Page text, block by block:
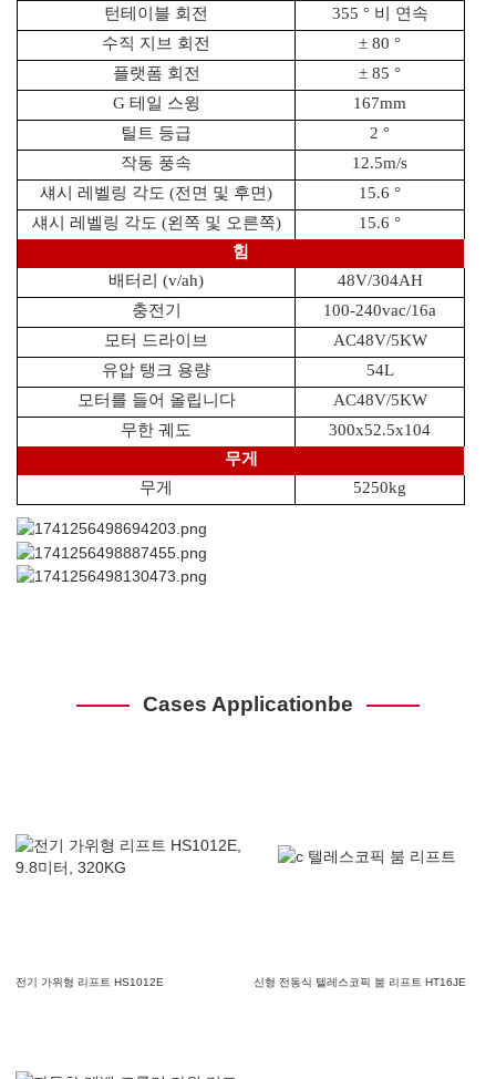
턴테이블 회전
355 ° 비 연속
수직 지브 회전
± 80 °
플랫폼 회전
± 85 °
G 테일 스윙
167mm
틸트 등급
2 °
작동 풍속
12.5m/s
섀시 레벨링 각도 (전면 및 후면)
15.6 °
섀시 레벨링 각도 (왼쪽 및 오른쪽)
15.6 °
힘
배터리 (v/ah)
48V/304AH
충전기
100-240vac/16a
모터 드라이브
AC48V/5KW
유압 탱크 용량
54L
모터를 들어 올립니다
AC48V/5KW
무한 궤도
300x52.5x104
무게
무게
5250kg
Cases Applicationbe
전기 가위형 리프트 HS1012E 신형 전동식 텔레스코픽 붐 리프트 HT16JE